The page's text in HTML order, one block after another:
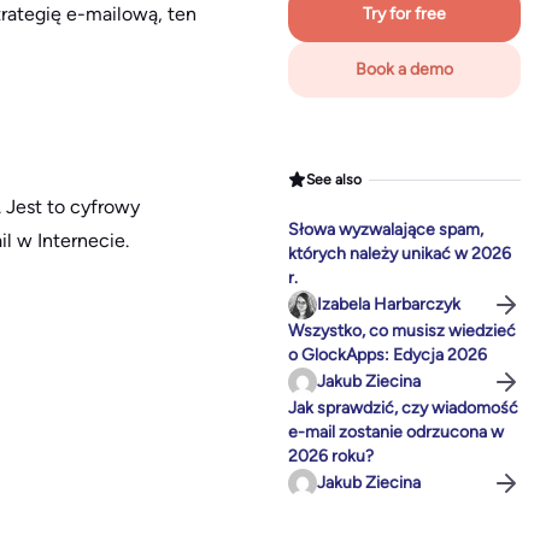
e-mailową, ten
Jest to cyfrowy
w Internecie.
Try for free
Book a demo
See also
Słowa wyzwalające spam,
których należy unikać w 2026
r.
Izabela Harbarczyk
Wszystko, co musisz wiedzieć
o GlockApps: Edycja 2026
Jakub Ziecina
Jak sprawdzić, czy wiadomość
e-mail zostanie odrzucona w
2026 roku?
Jakub Ziecina